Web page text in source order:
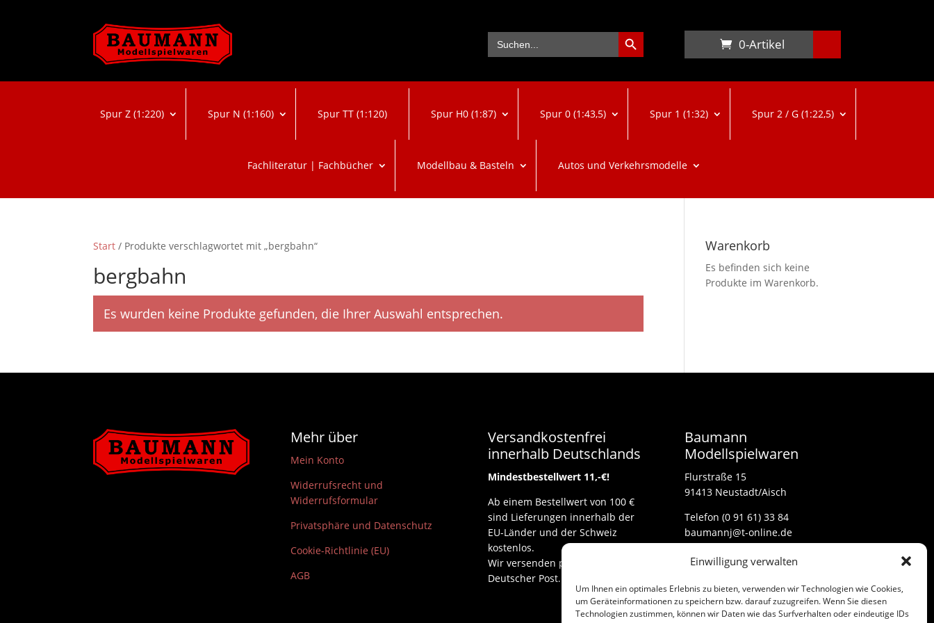
Einwilligung verwalten
Um Ihnen ein optimales Erlebnis zu bieten, verwenden wir Technologien wie Cookies,
um Geräteinformationen zu speichern bzw. darauf zuzugreifen. Wenn Sie diesen
Technologien zustimmen, können wir Daten wie das Surfverhalten oder eindeutige IDs
Search
for:
Search Button
0-Artikel
Spur Z (1:220) Spur N (1:160) Spur TT (1:120) Spur H0 (1:87) Spur 0 (1:43,5) Spur 1 (1:32) Spur 2 / G (1:22,5)
Fachliteratur | Fachbücher Modellbau & Basteln Autos und Verkehrsmodelle
Start / Produkte verschlagwortet mit „bergbahn“
bergbahn
Es wurden keine Produkte gefunden, die Ihrer Auswahl entsprechen.
Warenkorb
Es befinden sich keine
Produkte im Warenkorb.
Mehr über
Mein Konto
Widerrufsrecht und
Widerrufsformular
Privatsphäre und Datenschutz
Cookie-Richtlinie (EU)
AGB
Versandkostenfrei
innerhalb Deutschlands
Mindestbestellwert 11,-€!
Ab einem Bestellwert von 100 €
sind Lieferungen innerhalb der
EU-Länder und der Schweiz
kostenlos.
Wir versenden per DHL und
Deutscher Post.
Baumann
Modellspielwaren
Flurstraße 15
91413 Neustadt/Aisch
Telefon (0 91 61) 33 84
baumannj@t-online.de
Impressum